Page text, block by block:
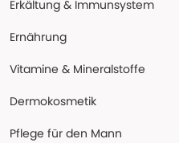
Erkältung & Immunsystem
Ernährung
Vitamine & Mineralstoffe
Dermokosmetik
Pflege für den Mann